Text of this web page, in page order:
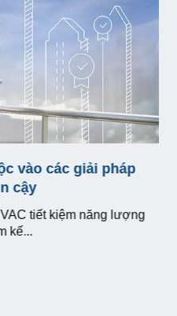
vào các giải pháp
cậy
tiết kiệm năng lượng
kế